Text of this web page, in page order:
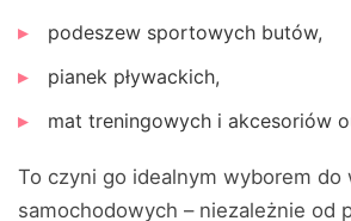
podeszew sportowych butów,
pianek pływackich,
mat treningowych i akcesoriów
To czyni go idealnym wyborem do
samochodowych – niezależnie od